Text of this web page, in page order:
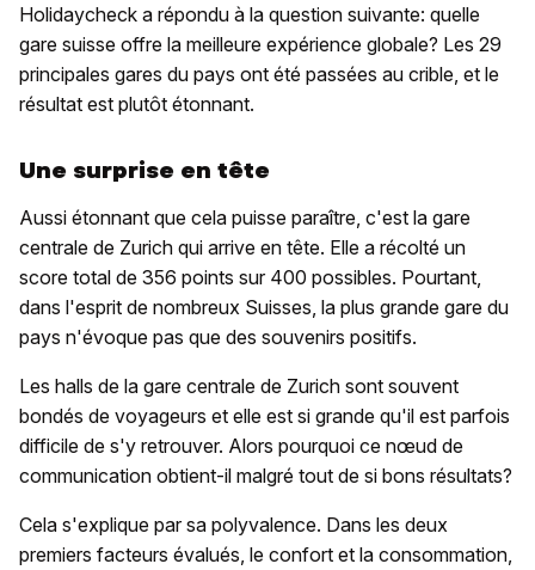
Holidaycheck a répondu à la question suivante: quelle
gare suisse offre la meilleure expérience globale? Les 29
principales gares du pays ont été passées au crible, et le
résultat est plutôt étonnant.
Une surprise en tête
Aussi étonnant que cela puisse paraître, c'est la gare
centrale de Zurich qui arrive en tête. Elle a récolté un
score total de 356 points sur 400 possibles. Pourtant,
dans l'esprit de nombreux Suisses, la plus grande gare du
pays n'évoque pas que des souvenirs positifs.
Les halls de la gare centrale de Zurich sont souvent
bondés de voyageurs et elle est si grande qu'il est parfois
difficile de s'y retrouver. Alors pourquoi ce nœud de
communication obtient-il malgré tout de si bons résultats?
Cela s'explique par sa polyvalence. Dans les deux
premiers facteurs évalués, le confort et la consommation,